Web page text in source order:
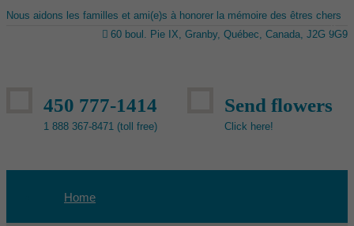
Nous aidons les familles et ami(e)s à honorer la mémoire des êtres chers
60 boul. Pie IX, Granby, Québec, Canada, J2G 9G9
450 777-1414
1 888 367-8471 (toll free)
Send flowers
Click here!
Home